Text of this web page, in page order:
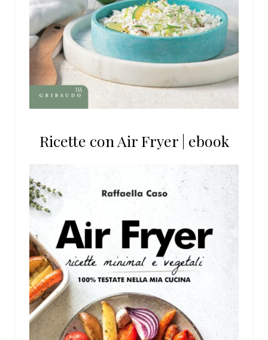
Ricette con Air Fryer | ebook